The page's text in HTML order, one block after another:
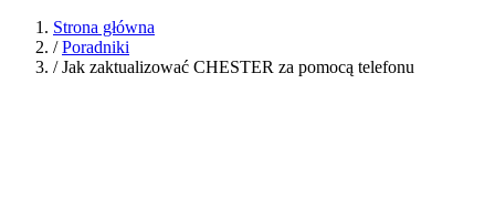
Strona główna
/ Poradniki
/ Jak zaktualizować CHESTER za pomocą telefonu